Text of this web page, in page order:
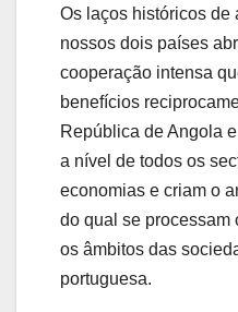
Os laços históricos de
nossos dois países
cooperação intensa
benefícios
República de Angola
a nível de todos os
economias e criam o
do qual se processam
os âmbitos das
portuguesa.